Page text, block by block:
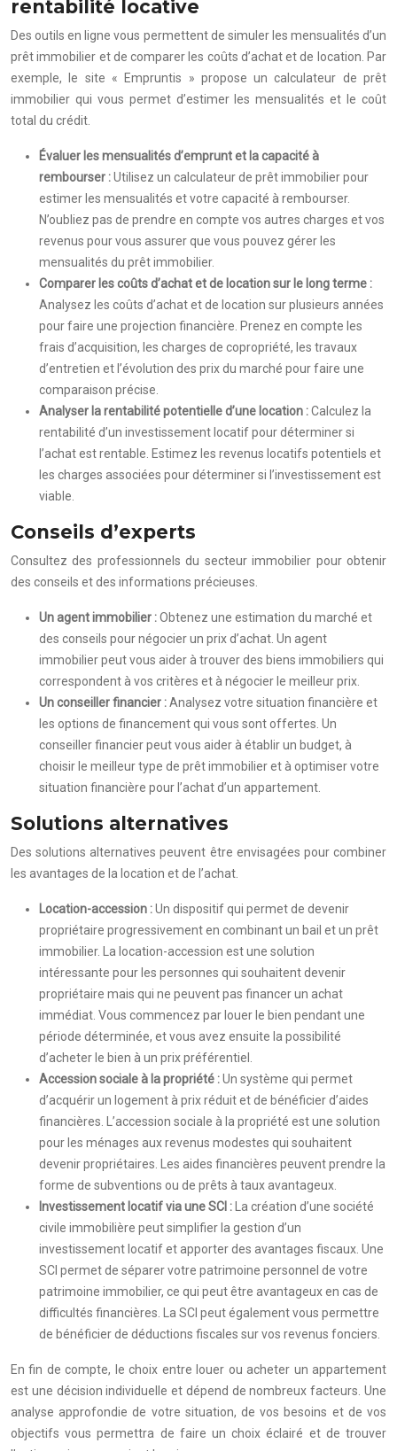
rentabilité locative
Des outils en ligne vous permettent de simuler les mensualités d’un
prêt immobilier et de comparer les coûts d’achat et de location. Par
exemple, le site « Empruntis » propose un calculateur de prêt
immobilier qui vous permet d’estimer les mensualités et le coût
total du crédit.
Évaluer les mensualités d’emprunt et la capacité à
rembourser :Utilisez un calculateur de prêt immobilier pour
estimer les mensualités et votre capacité à rembourser.
N’oubliez pas de prendre en compte vos autres charges et vos
revenus pour vous assurer que vous pouvez gérer les
mensualités du prêt immobilier.
Comparer les coûts d’achat et de location sur le long terme :
Analysez les coûts d’achat et de location sur plusieurs années
pour faire une projection financière. Prenez en compte les
frais d’acquisition, les charges de copropriété, les travaux
d’entretien et l’évolution des prix du marché pour faire une
comparaison précise.
Analyser la rentabilité potentielle d’une location :Calculez la
rentabilité d’un investissement locatif pour déterminer si
l’achat est rentable. Estimez les revenus locatifs potentiels et
les charges associées pour déterminer si l’investissement est
viable.
Conseils d’experts
Consultez des professionnels du secteur immobilier pour obtenir
des conseils et des informations précieuses.
Un agent immobilier :Obtenez une estimation du marché et
des conseils pour négocier un prix d’achat. Un agent
immobilier peut vous aider à trouver des biens immobiliers qui
correspondent à vos critères et à négocier le meilleur prix.
Un conseiller financier :Analysez votre situation financière et
les options de financement qui vous sont offertes. Un
conseiller financier peut vous aider à établir un budget, à
choisir le meilleur type de prêt immobilier et à optimiser votre
situation financière pour l’achat d’un appartement.
Solutions alternatives
Des solutions alternatives peuvent être envisagées pour combiner
les avantages de la location et de l’achat.
Location-accession :Un dispositif qui permet de devenir
propriétaire progressivement en combinant un bail et un prêt
immobilier. La location-accession est une solution
intéressante pour les personnes qui souhaitent devenir
propriétaire mais qui ne peuvent pas financer un achat
immédiat. Vous commencez par louer le bien pendant une
période déterminée, et vous avez ensuite la possibilité
d’acheter le bien à un prix préférentiel.
Accession sociale à la propriété :Un système qui permet
d’acquérir un logement à prix réduit et de bénéficier d’aides
financières. L’accession sociale à la propriété est une solution
pour les ménages aux revenus modestes qui souhaitent
devenir propriétaires. Les aides financières peuvent prendre la
forme de subventions ou de prêts à taux avantageux.
Investissement locatif via une SCI :
La création d’une société
civile immobilière peut simplifier la gestion d’un
investissement locatif et apporter des avantages fiscaux. Une
SCI permet de séparer votre patrimoine personnel de votre
patrimoine immobilier, ce qui peut être avantageux en cas de
difficultés financières. La SCI peut également vous permettre
de bénéficier de déductions fiscales sur vos revenus fonciers.
En fin de compte, le choix entre louer ou acheter un appartement
est une décision individuelle et dépend de nombreux facteurs. Une
analyse approfondie de votre situation, de vos besoins et de vos
objectifs vous permettra de faire un choix éclairé et de trouver